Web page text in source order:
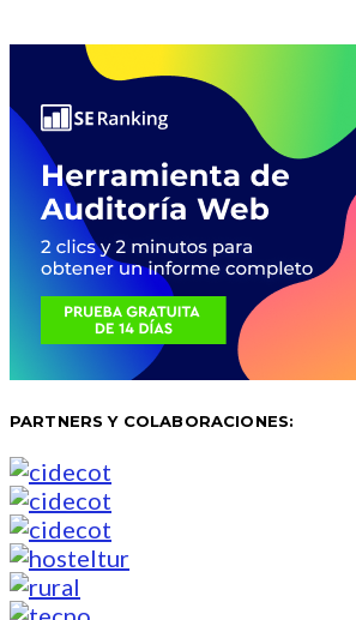
PARTNERS Y COLABORACIONES: